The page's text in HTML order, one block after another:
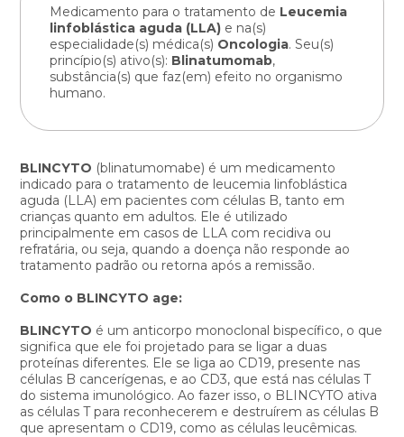
Medicamento para o tratamento de Leucemia
linfoblástica aguda (LLA) e na(s)
especialidade(s) médica(s) Oncologia. Seu(s)
princípio(s) ativo(s): Blinatumomab,
substância(s) que faz(em) efeito no organismo
humano.
BLINCYTO (blinatumomabe) é um medicamento
indicado para o tratamento de leucemia linfoblástica
aguda (LLA) em pacientes com células B, tanto em
crianças quanto em adultos. Ele é utilizado
principalmente em casos de LLA com recidiva ou
refratária, ou seja, quando a doença não responde ao
tratamento padrão ou retorna após a remissão.
Como o BLINCYTO age:
BLINCYTO é um anticorpo monoclonal bispecífico, o que
significa que ele foi projetado para se ligar a duas
proteínas diferentes. Ele se liga ao CD19, presente nas
células B cancerígenas, e ao CD3, que está nas células T
do sistema imunológico. Ao fazer isso, o BLINCYTO ativa
as células T para reconhecerem e destruírem as células B
que apresentam o CD19, como as células leucêmicas.